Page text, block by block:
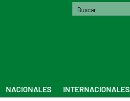
NACIONALES INTERNACIONALES